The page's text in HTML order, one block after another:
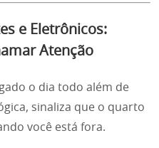
e Eletrônicos:
Atenção
o dia todo além de
sinaliza que o quarto
você está fora.